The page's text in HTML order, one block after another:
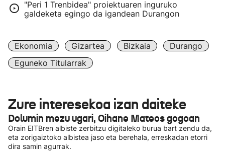
"Peri 1 Trenbidea" proiektuaren inguruko
galdeketa egingo da igandean Durangon
Ekonomia Gizartea Bizkaia
Durango
Eguneko Titularrak
Zure interesekoa izan daiteke
Dolumin mezu ugari, Oihane Mateos gogoan
Orain EITBren albiste zerbitzu digitaleko burua bart zendu da,
eta zorigaiztoko albistea jaso eta berehala, erreskadan etorri
dira samin agurrak.